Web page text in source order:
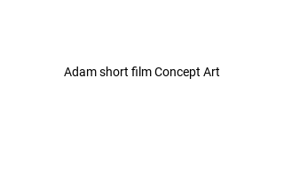
Adam short film Concept Art